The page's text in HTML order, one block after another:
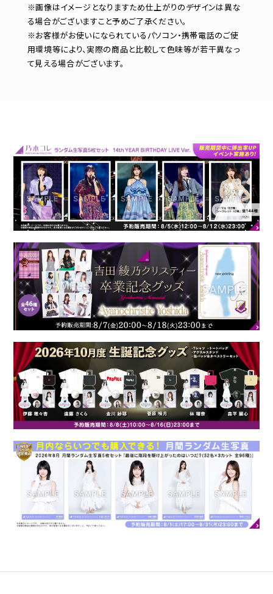
※画像はイメージとなりますため仕上がりのデザインは異な
る場合がございますこと予めご了承ください。
※お客様がお使いになられているパソコン・携帯電話のご使
用環境等により、実際の商品と比較して色味等が若干異なっ
て見える場合がございます。